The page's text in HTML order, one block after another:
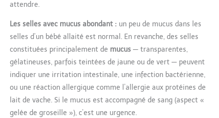
attendre.
Les selles avec mucus abondant : un peu de mucus dans les
selles d’un bébé allaité est normal. En revanche, des selles
constituées principalement de mucus — transparentes,
gélatineuses, parfois teintées de jaune ou de vert — peuvent
indiquer une irritation intestinale, une infection bactérienne,
ou une réaction allergique comme l’allergie aux protéines de
lait de vache. Si le mucus est accompagné de sang (aspect «
gelée de groseille »), c’est une urgence.